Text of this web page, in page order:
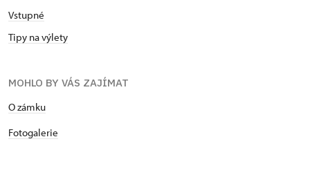
Vstupné
Tipy na výlety
MOHLO BY VÁS ZAJÍMAT
O zámku
Fotogalerie